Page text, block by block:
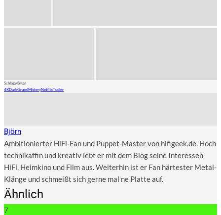
Schlagwörter
4KDarkGruselMisteryNetflixTrailer
Björn
Ambitionierter HiFi-Fan und Puppet-Master von hifigeek.de. Hoch
technikaffin und kreativ lebt er mit dem Blog seine Interessen
HiFi, Heimkino und Film aus. Weiterhin ist er Fan härtester Metal-
Klänge und schmeißt sich gerne mal ne Platte auf.
Ähnlich
7